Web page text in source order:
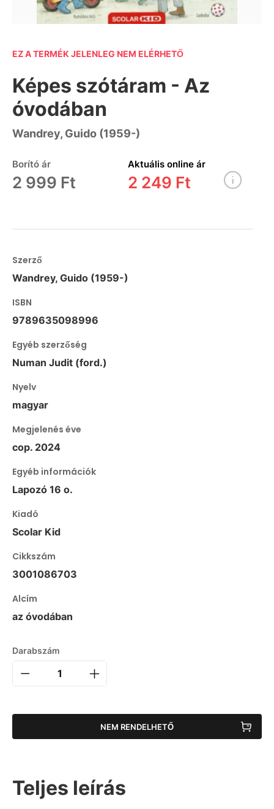
EZ A TERMÉK JELENLEG NEM ELÉRHETŐ
Képes szótáram - Az
óvodában
Wandrey, Guido (1959-)
Borító ár
2 999 Ft
Aktuális online ár
2 249 Ft
Szerző
Wandrey, Guido (1959-)
ISBN
9789635098996
Egyéb szerzőség
Numan Judit (ford.)
Nyelv
magyar
Megjelenés éve
cop. 2024
Egyéb információk
Lapozó 16 o.
Kiadó
Scolar Kid
Cikkszám
3001086703
Alcím
az óvodában
Darabszám
NEM RENDELHETŐ
Teljes leírás